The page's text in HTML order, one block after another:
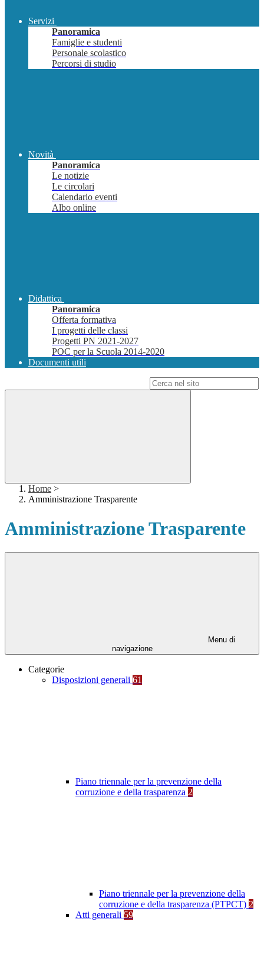
Servizi
Panoramica
Famiglie e studenti
Personale scolastico
Percorsi di studio
Novità
Panoramica
Le notizie
Le circolari
Calendario eventi
Albo online
Didattica
Panoramica
Offerta formativa
I progetti delle classi
Progetti PN 2021-2027
POC per la Scuola 2014-2020
Documenti utili
Home >
Amministrazione Trasparente
Amministrazione Trasparente
Menu di
navigazione
Categorie
Disposizioni generali 61
Piano triennale per la prevenzione della
corruzione e della trasparenza 2
Piano triennale per la prevenzione della
corruzione e della trasparenza (PTPCT) 2
Atti generali 59